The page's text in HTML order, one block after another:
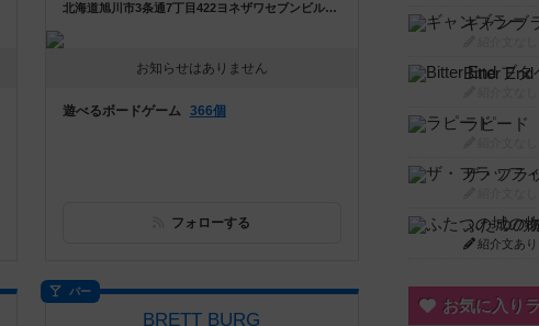
北海道旭川市3条通7丁目422ヨネザワセブンビル地下一階
お知らせはありません
遊べるボードゲーム 366個
フォローする
バー
BRETT BURG
ギャンブ
ラピード
ザ・フラ
ふたつの
紹介文あり
お気に入り